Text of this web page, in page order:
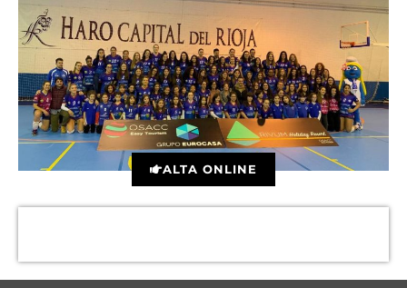
ALTA ONLINE